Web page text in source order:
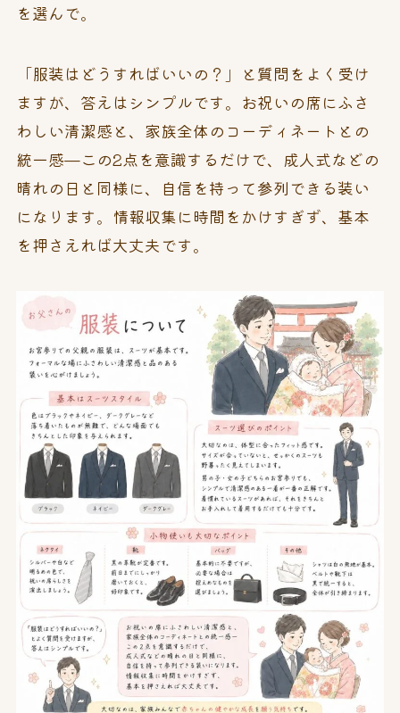
を選んで。
「服装はどうすればいいの？」と質問をよく受け
ますが、答えはシンプルです。お祝いの席にふさ
わしい清潔感と、家族全体のコーディネートとの
統一感—この2点を意識するだけで、成人式などの
晴れの日と同様に、自信を持って参列できる装い
になります。情報収集に時間をかけすぎず、基本
を押さえれば大丈夫です。